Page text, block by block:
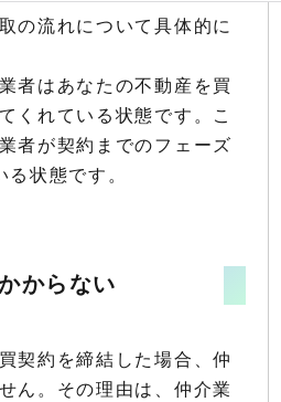
の流れについて具体的に
者はあなたの不動産を買
くれている状態です。こ
者が契約までのフェーズ
状態です。
からない
契約を締結した場合、仲
ん。その理由は、仲介業